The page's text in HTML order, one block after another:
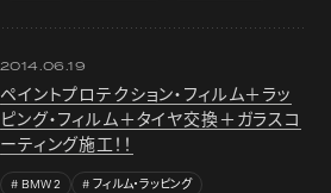
2014.06.19
ペイントプロテクション・フィルム＋ラッ
ピング・フィルム＋タイヤ交換＋ガラスコ
ーティング施工！！
BMW 2 フィルム・ラッピング